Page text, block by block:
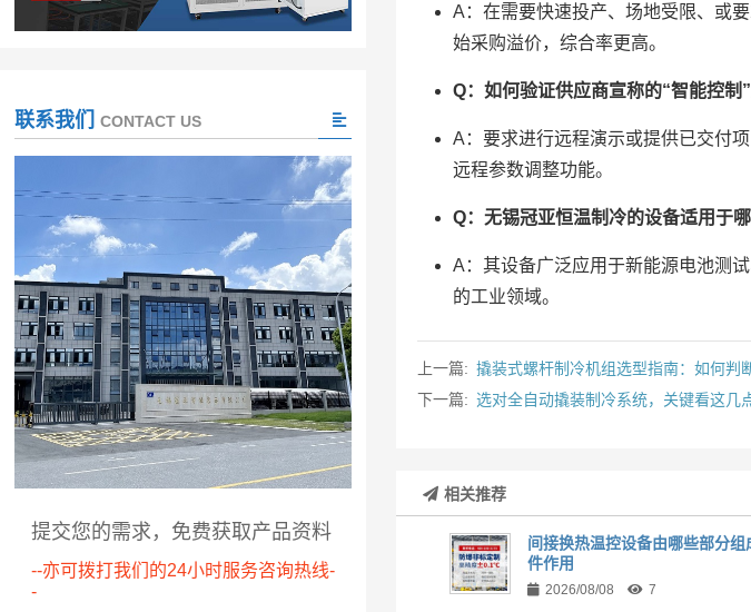
A：在需要快速投产、场地受限、或
始采购溢价，综合率更高。
Q：如何验证供应商宣称的“智能控制
A：要求进行远程演示或提供已交付
远程参数调整功能。
Q：无锡冠亚恒温制冷的设备适用于哪
A：其设备广泛应用于新能源电池测
的工业领域。
上一篇: 撬装式螺杆制冷机组选型指南：如何判
下一篇: 选对全自动撬装制冷系统，关键看这
相关推荐
间接换热温控设备由哪些部分
件作用
2026/08/08 7
联系我们 CONTACT US
提交您的需求，免费获取产品资料
--亦可拨打我们的24小时服务咨询热线-
-